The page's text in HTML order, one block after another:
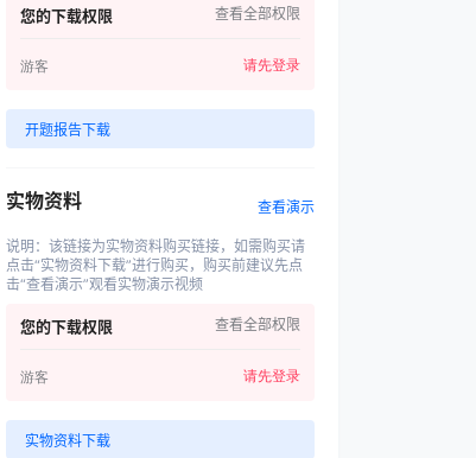
您的下载权限 查看全部权限
游客 请先登录
开题报告下载
实物资料 查看演示
说明 ： 该链接为实物资料购买链接，如需购买请
点击“实物资料下载”进行购买，购买前建议先点
击“查看演示”观看实物演示视频
您的下载权限 查看全部权限
游客 请先登录
实物资料下载